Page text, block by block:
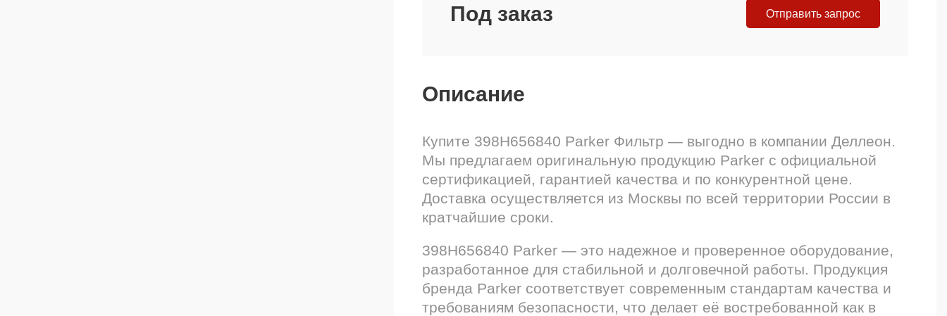
Под заказ Отправить запрос
Описание
Купите 398H656840 Parker Фильтр — выгодно в компании Деллеон.
Мы предлагаем оригинальную продукцию Parker с официальной
сертификацией, гарантией качества и по конкурентной цене.
Доставка осуществляется из Москвы по всей территории России в
кратчайшие сроки.
398H656840 Parker — это надежное и проверенное оборудование,
разработанное для стабильной и долговечной работы. Продукция
бренда Parker соответствует современным стандартам качества и
требованиям безопасности, что делает её востребованной как в